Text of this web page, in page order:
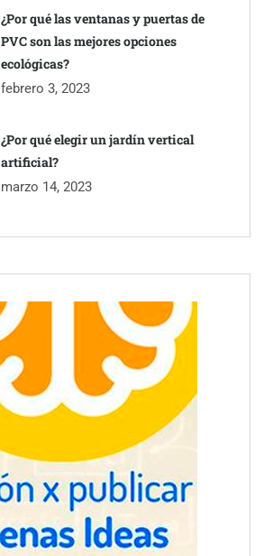
¿Por qué las ventanas y puertas de
PVC son las mejores opciones
ecológicas?
febrero 3, 2023
¿Por qué elegir un jardín vertical
artificial?
marzo 14, 2023